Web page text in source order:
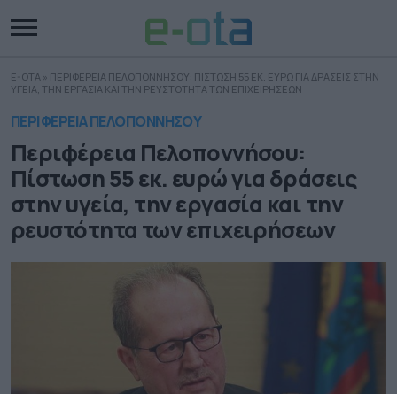
E-OTA » ΠΕΡΙΦΕΡΕΙΑ ΠΕΛΟΠΟΝΝΗΣΟΥ: ΠΙΣΤΩΣΗ 55 ΕΚ. ΕΥΡΩ ΓΙΑ ΔΡΑΣΕΙΣ ΣΤΗΝ
ΥΓΕΙΑ, ΤΗΝ ΕΡΓΑΣΙΑ ΚΑΙ ΤΗΝ ΡΕΥΣΤΟΤΗΤΑ ΤΩΝ ΕΠΙΧΕΙΡΗΣΕΩΝ
ΠΕΡΙΦΕΡΕΙΑ ΠΕΛΟΠΟΝΝΗΣΟΥ
Περιφέρεια Πελοποννήσου:
Πίστωση 55 εκ. ευρώ για δράσεις
στην υγεία, την εργασία και την
ρευστότητα των επιχειρήσεων